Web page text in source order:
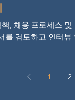
, 채용 프로세스
를 검토하고 인터
1 2